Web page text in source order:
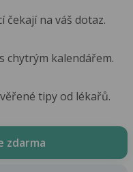
čekají na váš dotaz.
chytrým kalendářem.
tipy od lékařů.
zdarma